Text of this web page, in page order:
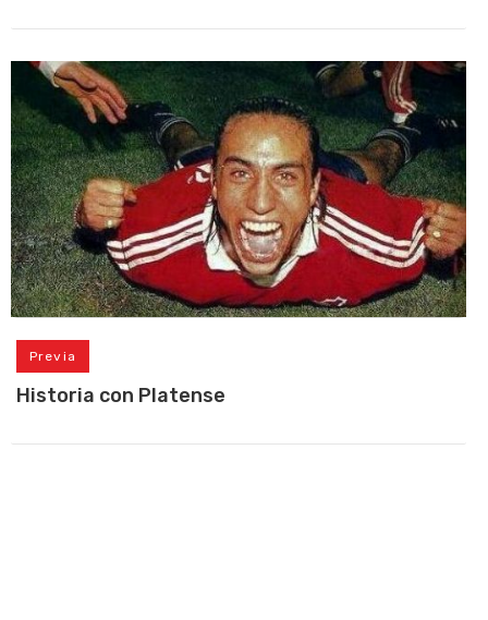
Previa
Historia con Platense